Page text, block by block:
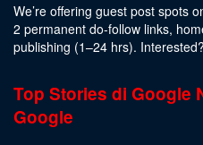
We’re offering guest post spots
2 permanent do-follow links,
publishing (1–24 hrs). Interested
Top Stories di Google
Google